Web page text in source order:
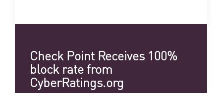
Check Point Receives 100%
block rate from
CyberRatings.org